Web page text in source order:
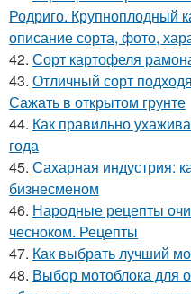
Родриго. Крупноплодный
описание сорта, фото,
42. Сорт картофеля
43. Отличный сорт
Сажать в открытом грунте
44. Как правильно
года
45. Сахарная индустрия:
бизнесменом
46. Народные рецепты
чесноком. Рецепты
47. Как выбрать лучший
48. Выбор мотоблока для